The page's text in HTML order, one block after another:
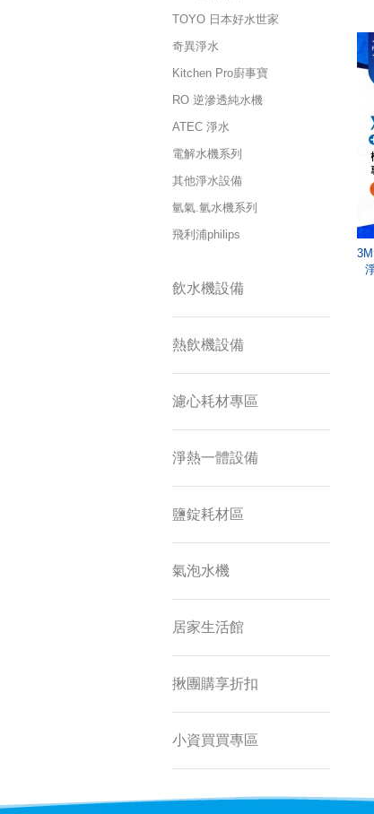
TOYO 日本好水世家
奇異淨水
Kitchen Pro廚事寶
RO 逆滲透純水機
ATEC 淨水
電解水機系列
其他淨水設備
氫氣.氫水機系列
飛利浦philips
飲水機設備
熱飲機設備
濾心耗材專區
淨熱一體設備
鹽錠耗材區
氣泡水機
居家生活館
揪團購享折扣
小資買買專區